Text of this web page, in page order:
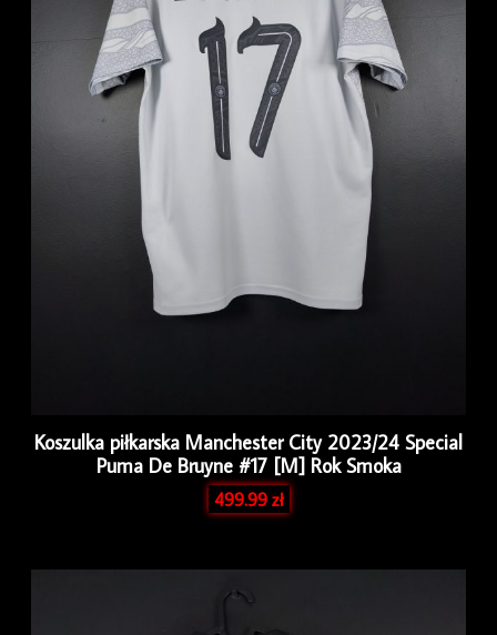
Koszulka piłkarska Manchester City 2023/24 Special
Puma De Bruyne #17 [M] Rok Smoka
499.99zł